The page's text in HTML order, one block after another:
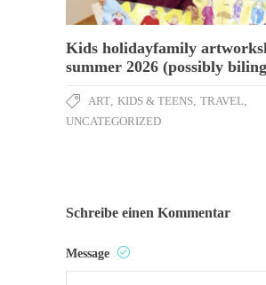
Kids holidayfamily
summer 2026 (possibly
ART KIDS & TEENS TRAVEL
UNCATEGORIZED
Schreibe einen Kommentar
Message